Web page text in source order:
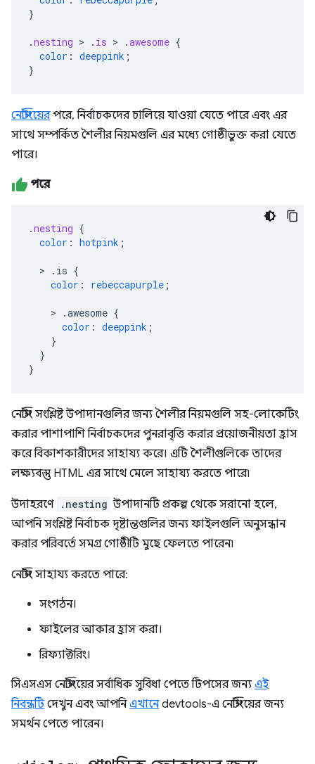
}
.nesting > . is > .awesome {
color : deeppink ;
}
নেস্টিংয়েরপরে, নির্বাচকদের চালিয়ে যাওয়া যেতে পারে এবং এর
সাথে সম্পর্কিত শৈলীর নিয়মগুলি এর মধ্যে গোষ্ঠীভুক্ত করা যেতে
পারে।
পরে
.nesting {
color : hotpink ;
> .is {
color : rebeccapurple ;
> .awesome {
color : deeppink ;
}
}
}
নেস্টিং সংশ্লিষ্ট উপাদানগুলির জন্য শৈলীর নিয়মগুলি সহ-লোকেটিং
করার পাশাপাশি নির্বাচকদের পুনরাবৃত্তি করার প্রয়োজনীয়তা হ্রাস
করে বিকাশকারীদের সাহায্য করে। এটি শৈলীগুলিকে তাদের
লক্ষ্যবস্তু HTML এর সাথে মেলে সাহায্য করতে পারে৷
উদাহরণে .nesting উপাদানটি প্রকল্প থেকে সরানো হলে,
আপনি সংশ্লিষ্ট নির্বাচক দৃষ্টান্তগুলির জন্য ফাইলগুলি অনুসন্ধান
করার পরিবর্তে সমগ্র গোষ্ঠীটি মুছে ফেলতে পারেন৷
নেস্টিং সাহায্য করতে পারে:
সংগঠন।
ফাইলের আকার হ্রাস করা।
রিফ্যাক্টরিং।
সিএসএস নেস্টিংয়ের সর্বাধিক সুবিধা পেতে টিপসের জন্য এই
নিবন্ধটিদেখুন এবং আপনিএখানেdevtools-এ নেস্টিংয়ের জন্য
সমর্থন পেতে পারেন।